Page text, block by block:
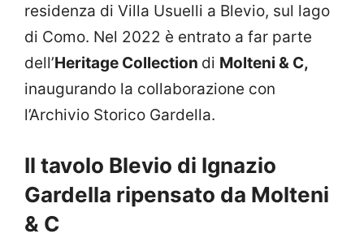
residenza di Villa Usuelli a Blevio, sul lago
di Como. Nel 2022 è entrato a far parte
dell’Heritage Collection di Molteni & C,
inaugurando la collaborazione con
l’Archivio Storico Gardella.
Il tavolo Blevio di Ignazio
Gardella ripensato da Molteni
& C